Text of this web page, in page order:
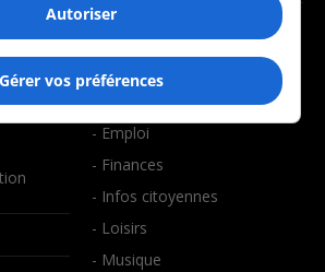
- Affaires
- Art de vivre
- Bien-être
- Emploi
- Finances
- Infos citoyennes
- Loisirs
- Musique
Autoriser
Gérer vos préférences